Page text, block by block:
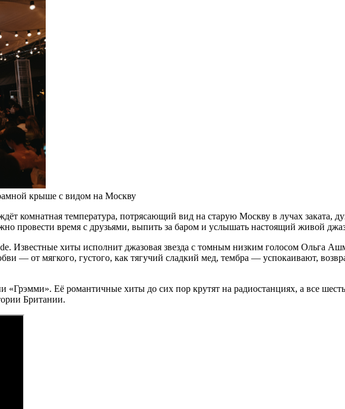
крыше с видом на Москву
комнатная температура, потрясающий вид на старую Москву в лучах заката,
провести время с друзьями, выпить за баром и услышать настоящий живой
Известные хиты исполнит джазовая звезда с томным низким голосом Ольга
— от мягкого, густого, как тягучий сладкий мед, тембра — успокаивают,
«Грэмми». Её романтичные хиты до сих пор крутят на радиостанциях, а все
Британии.